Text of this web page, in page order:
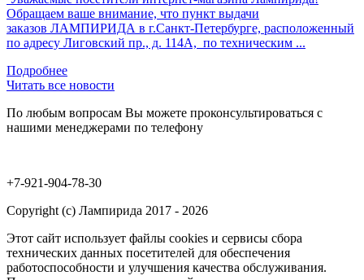
Обращаем ваше внимание, что пункт выдачи
заказов ЛАМПИРИДА в г.Санкт-Петербурге, расположенный
по адресу Лиговский пр., д. 114А, по техническим ...
Читать все новости
По любым вопросам Вы можете проконсультироваться с
нашими менеджерами по телефону
+7-921-904-78-30
Copyright (c) Лампирида 2017 - 2026
Этот сайт использует файлы cookies и сервисы сбора
технических данных посетителей для обеспечения
работоспособности и улучшения качества обслуживания.